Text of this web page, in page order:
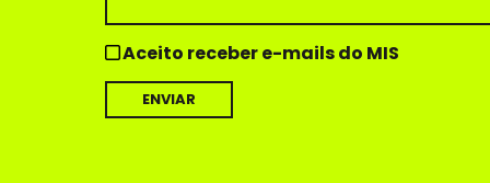
Aceito receber e-mails do MIS